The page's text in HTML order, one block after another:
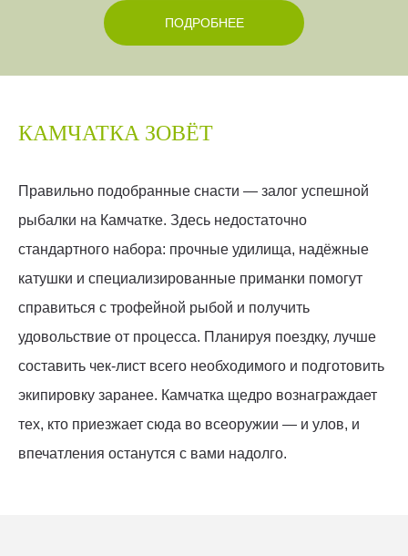
ПОДРОБНЕЕ
КАМЧАТКА ЗОВЁТ
Правильно подобранные снасти — залог успешной
рыбалки на Камчатке. Здесь недостаточно
стандартного набора: прочные удилища, надёжные
катушки и специализированные приманки помогут
справиться с трофейной рыбой и получить
удовольствие от процесса. Планируя поездку, лучше
составить чек-лист всего необходимого и подготовить
экипировку заранее. Камчатка щедро вознаграждает
тех, кто приезжает сюда во всеоружии — и улов, и
впечатления останутся с вами надолго.